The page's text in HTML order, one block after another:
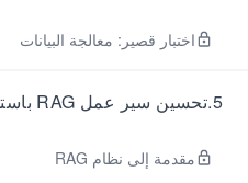
اختبار قصير: معالجة البيانات
5
.تحسين سير عمل RAG باستخدام LangChain
مقدمة إلى نظام RAG